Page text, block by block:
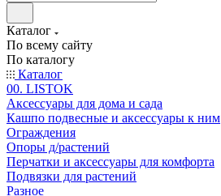
Каталог
По всему сайту
По каталогу
Каталог
00. LISTOK
Аксессуары для дома и сада
Кашпо подвесные и аксессуары к ним
Ограждения
Опоры д/растений
Перчатки и аксессуары для комфорта
Подвязки для растений
Разное